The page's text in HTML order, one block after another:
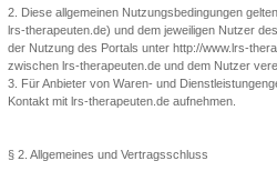
2. Diese allgemeinen Nutzungsbedingungen
lrs-therapeuten.de) und dem jeweiligen Nutzer
der Nutzung des Portals unter http://www.lrs-
zwischen lrs-therapeuten.de und dem Nutzer
3. Für Anbieter von Waren- und
Kontakt mit lrs-therapeuten.de aufnehmen.
§ 2. Allgemeines und Vertragsschluss